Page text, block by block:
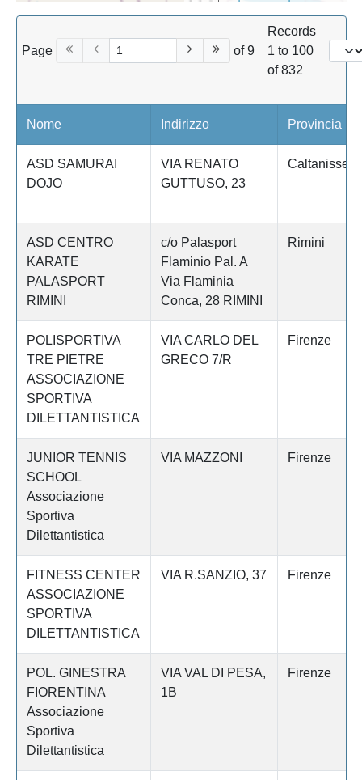
Page of 9
Records
1 to 100
of 832
Nome Indirizzo Provincia
ASD SAMURAI
DOJO
VIA RENATO
GUTTUSO, 23
Caltanissetta
ASD CENTRO
KARATE
PALASPORT
RIMINI
c/o Palasport
Flaminio Pal. A
Via Flaminia
Conca, 28 RIMINI
Rimini
POLISPORTIVA
TRE PIETRE
ASSOCIAZIONE
SPORTIVA
DILETTANTISTICA
VIA CARLO DEL
GRECO 7/R
Firenze
JUNIOR TENNIS
SCHOOL
Associazione
Sportiva
Dilettantistica
VIA MAZZONI Firenze
FITNESS CENTER
ASSOCIAZIONE
SPORTIVA
DILETTANTISTICA
VIA R.SANZIO, 37 Firenze
POL. GINESTRA
FIORENTINA
Associazione
Sportiva
Dilettantistica
VIA VAL DI PESA,
1B
Firenze